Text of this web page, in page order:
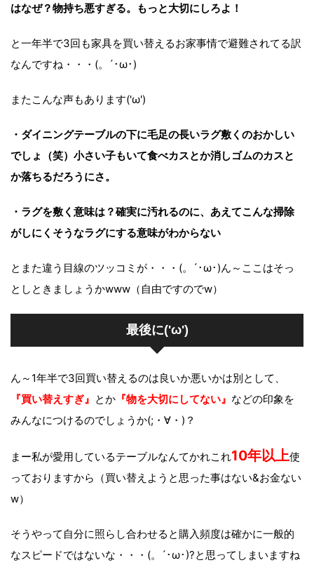
はなぜ？物持ち悪すぎる。もっと大切にしろよ！
と一年半で3回も家具を買い替えるお家事情で避難されてる訳
なんですね・・・(。´･ω･)
またこんな声もあります('ω')
・ダイニングテーブルの下に毛足の長いラグ敷くのおかしい
でしょ（笑）小さい子もいて食べカスとか消しゴムのカスと
か落ちるだろうにさ。
・ラグを敷く意味は？確実に汚れるのに、あえてこんな掃除
がしにくそうなラグにする意味がわからない
とまた違う目線のツッコミが・・・(。´･ω･)ん～ここはそっ
としときましょうかwww（自由ですのでw）
最後に('ω')
ん～1年半で3回買い替えるのは良いか悪いかは別として、
『買い替えすぎ』 とか 『物を大切にしてない』 などの印象を
みんなにつけるのでしょうか(;・∀・)？
まー私が愛用しているテーブルなんてかれこれ10年以上使
っておりますから（買い替えようと思った事はない&お金ない
w）
そうやって自分に照らし合わせると購入頻度は確かに一般的
なスピードではないな・・・(。´･ω･)?と思ってしまいますね